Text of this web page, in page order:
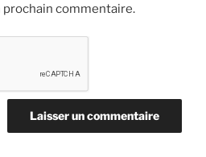
commentaire.